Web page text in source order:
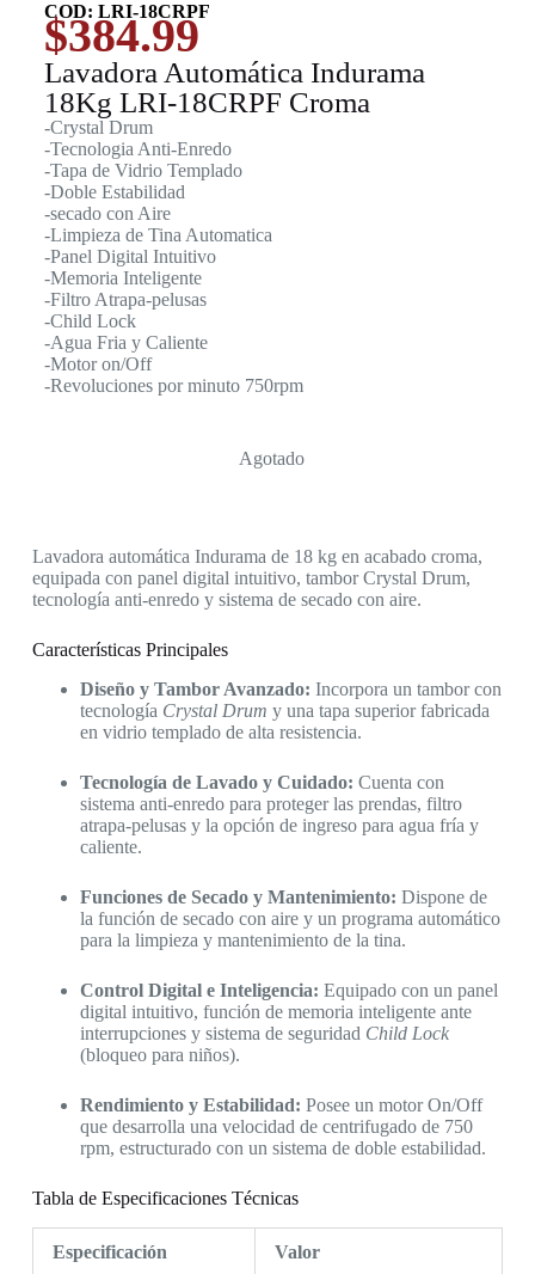
COD: LRI-18CRPF
$384.99
Lavadora Automática Indurama
18Kg LRI-18CRPF Croma
-Crystal Drum
-Tecnologia Anti-Enredo
-Tapa de Vidrio Templado
-Doble Estabilidad
-secado con Aire
-Limpieza de Tina Automatica
-Panel Digital Intuitivo
-Memoria Inteligente
-Filtro Atrapa-pelusas
-Child Lock
-Agua Fria y Caliente
-Motor on/Off
-Revoluciones por minuto 750rpm
Agotado
Lavadora automática Indurama de 18 kg en acabado croma,
equipada con panel digital intuitivo, tambor Crystal Drum,
tecnología anti-enredo y sistema de secado con aire.
Características Principales
Diseño y Tambor Avanzado: Incorpora un tambor con
tecnología Crystal Drum y una tapa superior fabricada
en vidrio templado de alta resistencia.
Tecnología de Lavado y Cuidado: Cuenta con
sistema anti-enredo para proteger las prendas, filtro
atrapa-pelusas y la opción de ingreso para agua fría y
caliente.
Funciones de Secado y Mantenimiento: Dispone de
la función de secado con aire y un programa automático
para la limpieza y mantenimiento de la tina.
Control Digital e Inteligencia: Equipado con un panel
digital intuitivo, función de memoria inteligente ante
interrupciones y sistema de seguridad Child Lock
(bloqueo para niños).
Rendimiento y Estabilidad: Posee un motor On/Off
que desarrolla una velocidad de centrifugado de 750
rpm, estructurado con un sistema de doble estabilidad.
Tabla de Especificaciones Técnicas
Especificación Valor